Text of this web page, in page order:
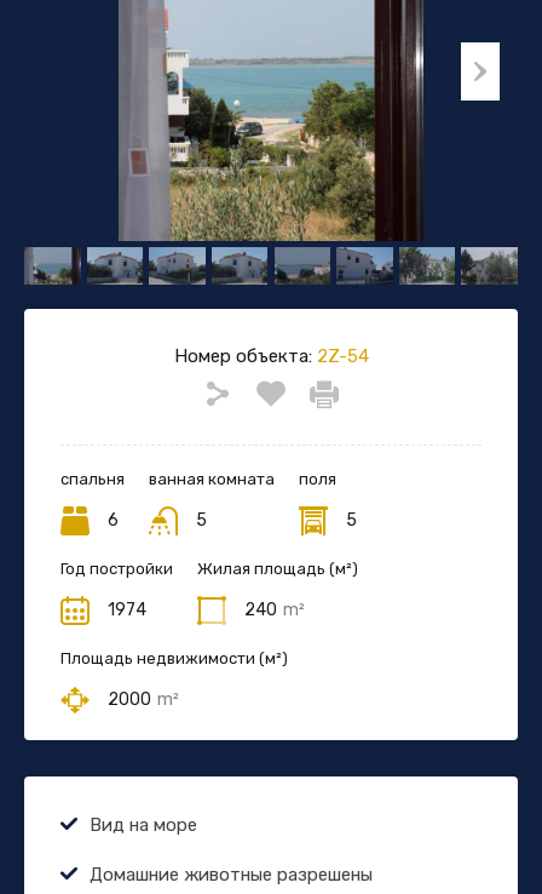
Номер объекта:2Z-54
спальня
6
ванная комната
5
поля
5
Год постройки
1974
Жилая площадь (м²)
240 m²
Площадь недвижимости (м²)
2000 m²
Вид на море
Домашние животные разрешены